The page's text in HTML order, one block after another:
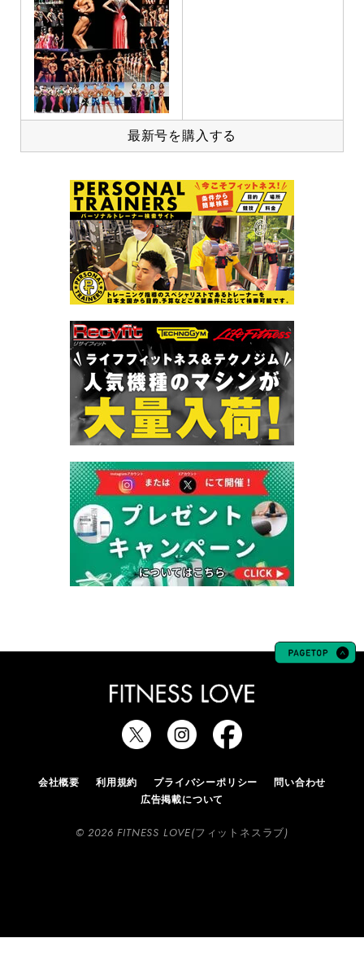
最新号を購入する
会社概要 利用規約 プライバシーポリシー
問い合わせ
広告掲載について
© 2026 FITNESS LOVE(フィットネスラブ)